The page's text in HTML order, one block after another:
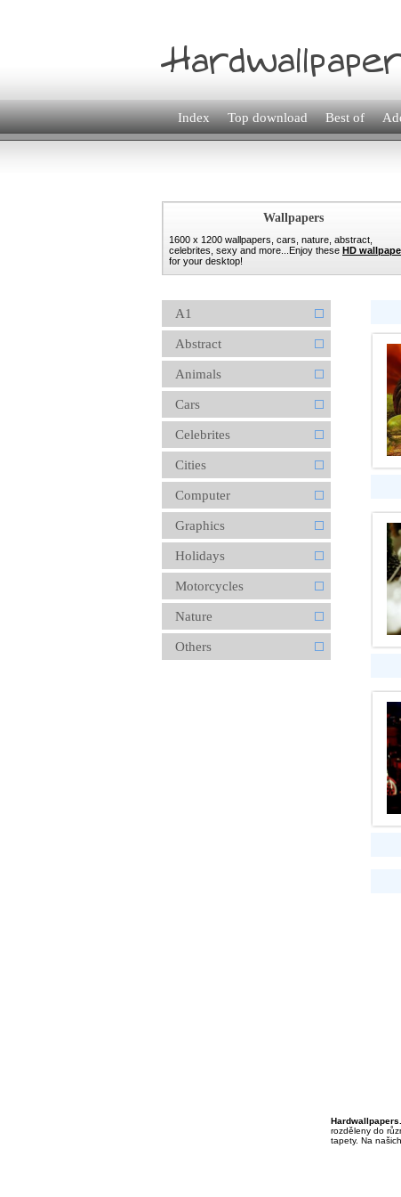
Index Top download Best of
Wallpapers
1600 x 1200 wallpapers, cars, nature, abstract,
celebrites, sexy and more...Enjoy these HD
for your desktop!
A1
Abstract
Animals
Cars
Celebrites
Cities
Computer
Graphics
Holidays
Motorcycles
Nature
Others
rozděleny do
tapety. Na